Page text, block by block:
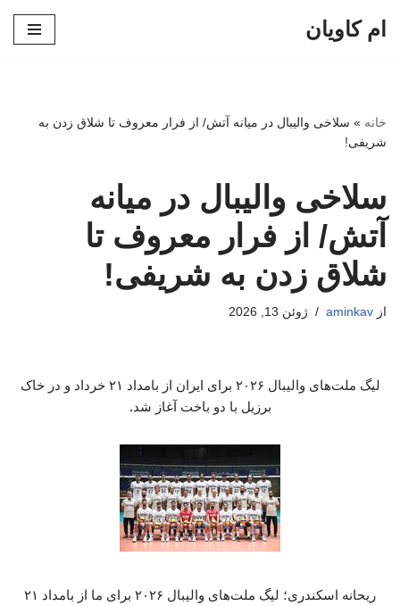
ام کاویان
خانه » سلاخی والیبال در میانه آتش/ از فرار معروف تا شلاق زدن به
شریفی!
سلاخی والیبال در میانه
آتش/ از فرار معروف تا
شلاق زدن به شریفی!
از aminkav ژوئن 13, 2026
لیگ ملت‌های والیبال ۲۰۲۶ برای ایران از بامداد ۲۱ خرداد و در خاک
برزیل با دو باخت آغاز شد.
ریحانه اسکندری؛ لیگ ملت‌های والیبال ۲۰۲۶ برای ما از بامداد ۲۱